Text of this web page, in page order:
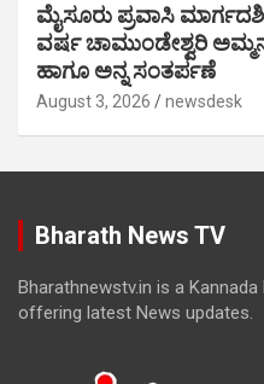
ಮೈಸೂರು ಪ್ರವಾಸಿ
ವರ್ಷ ಚಾಮುಂಡೇಶ್ವರಿ
ಹಾಗೂ ಅನ್ನ ಸಂತರ್ಪಣೆ
August 3, 2026 newsdesk
Bharath News TV
Bharathnewstv.in is a
offering latest News updates.